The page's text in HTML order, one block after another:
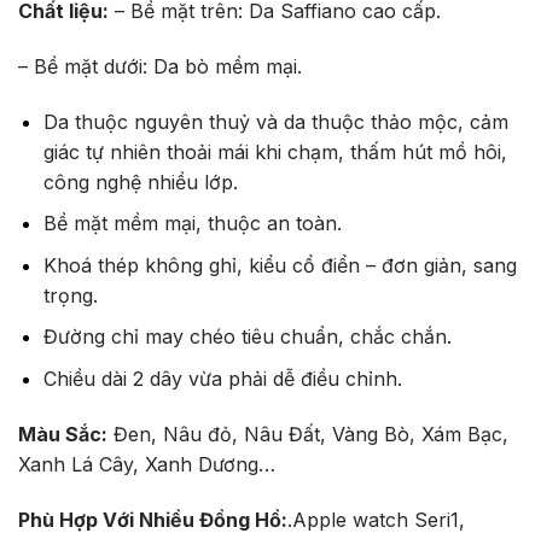
Chất liệu: – Bề mặt trên: Da Saffiano cao cấp.
– Bề mặt dưới: Da bò mềm mại.
Da thuộc nguyên thuỷ và da thuộc thảo mộc, cảm
giác tự nhiên thoải mái khi chạm, thấm hút mồ hôi,
công nghệ nhiều lớp.
Bề mặt mềm mại, thuộc an toàn.
Khoá thép không ghỉ, kiểu cổ điển – đơn giản, sang
trọng.
Đường chỉ may chéo tiêu chuẩn, chắc chắn.
Chiều dài 2 dây vừa phải dễ điều chỉnh.
Màu Sắc: Đen, Nâu đỏ, Nâu Đất, Vàng Bò, Xám Bạc,
Xanh Lá Cây, Xanh Dương…
Phù Hợp Với Nhiều Đồng Hồ:.Apple watch Seri1,